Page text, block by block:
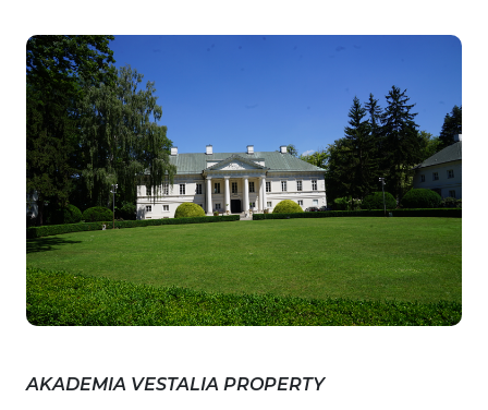
AKADEMIA VESTALIA PROPERTY